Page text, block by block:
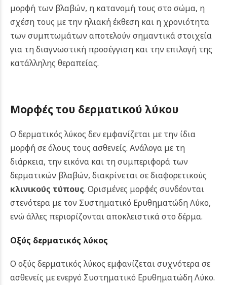
μορφή των βλαβών, η κατανομή τους στο σώμα, η
σχέση τους με την ηλιακή έκθεση και η χρονιότητα
των συμπτωμάτων αποτελούν σημαντικά στοιχεία
για τη διαγνωστική προσέγγιση και την επιλογή της
κατάλληλης θεραπείας.
Μορφές του δερματικού λύκου
Ο δερματικός λύκος δεν εμφανίζεται με την ίδια
μορφή σε όλους τους ασθενείς. Ανάλογα με τη
διάρκεια, την εικόνα και τη συμπεριφορά των
δερματικών βλαβών, διακρίνεται σε διαφορετικούς
κλινικούς τύπους. Ορισμένες μορφές συνδέονται
στενότερα με τον Συστηματικό Ερυθηματώδη Λύκο,
ενώ άλλες περιορίζονται αποκλειστικά στο δέρμα.
Οξύς δερματικός λύκος
Ο οξύς δερματικός λύκος εμφανίζεται συχνότερα σε
ασθενείς με ενεργό Συστηματικό Ερυθηματώδη Λύκο.